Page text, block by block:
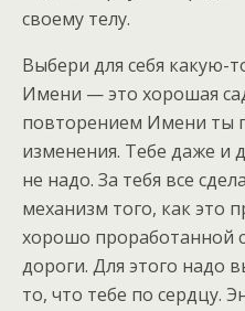
своему телу.
Выбери для себя какую-
Имени — это хорошая
повторением Имени ты
изменения. Тебе даже и
не надо. За тебя все
механизм того, как это
хорошо проработанной
дороги. Для этого надо
то, что тебе по сердцу.